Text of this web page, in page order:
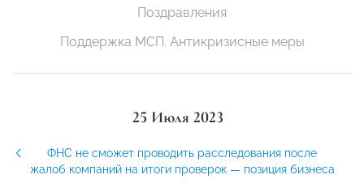
Поздравления
Поддержка МСП. Антикризисные меры
25 Июля 2023
ФНС не сможет проводить расследования после
жалоб компаний на итоги проверок — позиция бизнеса